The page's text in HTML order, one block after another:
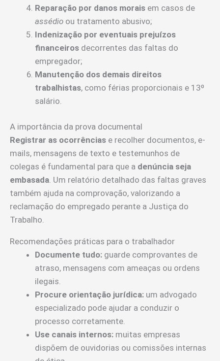
Reparação por danos morais em casos de
assédio ou tratamento abusivo;
Indenização por eventuais prejuízos
financeiros decorrentes das faltas do
empregador;
Manutenção dos demais direitos
trabalhistas, como férias proporcionais e 13º
salário.
A importância da prova documental
Registrar as ocorrências e recolher documentos, e-
mails, mensagens de texto e testemunhos de
colegas é fundamental para que a denúncia seja
embasada. Um relatório detalhado das faltas graves
também ajuda na comprovação, valorizando a
reclamação do empregado perante a Justiça do
Trabalho.
Recomendações práticas para o trabalhador
Documente tudo: guarde comprovantes de
atraso, mensagens com ameaças ou ordens
ilegais.
Procure orientação jurídica: um advogado
especializado pode ajudar a conduzir o
processo corretamente.
Use canais internos: muitas empresas
dispõem de ouvidorias ou comissões internas